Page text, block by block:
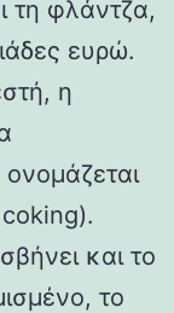
τη φλάντζα,
ευρώ.
η
και το
το